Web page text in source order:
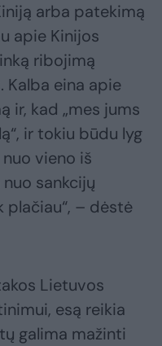
arba patekimą
apie Kinijos
ribojimą
Kalba eina apie
ir, kad „mes jums
ir tokiu būdu lyg
vieno iš
sankcijų
– dėstė
Lietuvos
esą reikia
galima mažinti